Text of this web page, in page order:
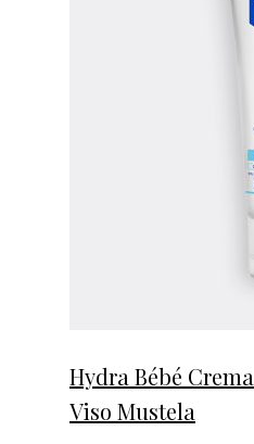
Hydra Bébé Crema
Viso Mustela